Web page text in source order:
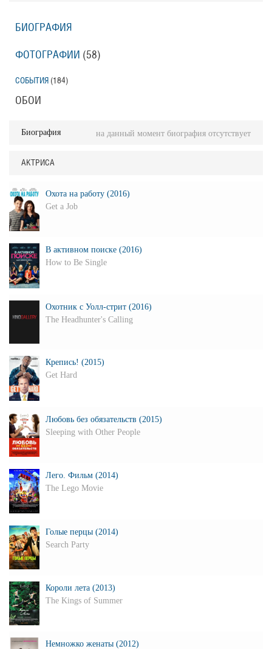
БИОГРАФИЯ
ФОТОГРАФИИ (58)
СОБЫТИЯ (184)
ОБОИ
Биография на данный момент биография отсутствует
АКТРИСА
Охота на работу (2016)
Get a Job
В активном поиске (2016)
How to Be Single
Охотник с Уолл-стрит (2016)
The Headhunter's Calling
Крепись! (2015)
Get Hard
Любовь без обязательств (2015)
Sleeping with Other People
Лего. Фильм (2014)
The Lego Movie
Голые перцы (2014)
Search Party
Короли лета (2013)
The Kings of Summer
Немножко женаты (2012)